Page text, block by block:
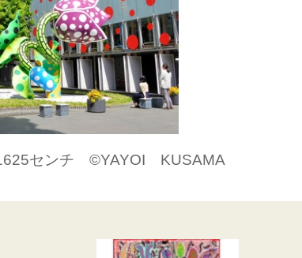
センチ ©YAYOI KUSAMA